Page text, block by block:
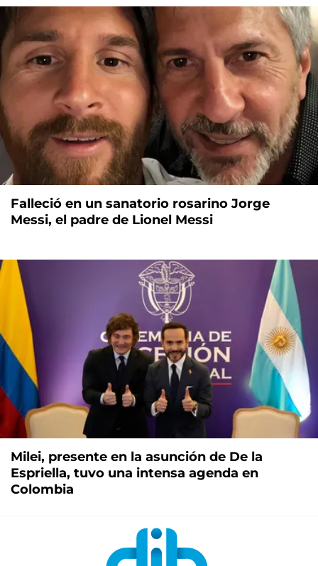
Falleció en un sanatorio rosarino Jorge
Messi, el padre de Lionel Messi
Milei, presente en la asunción de De la
Espriella, tuvo una intensa agenda en
Colombia